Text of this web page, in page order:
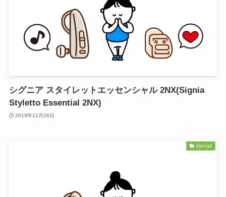
シグニア スタイレットエッセンシャル 2NX(Signia
Styletto Essential 2NX)
2019年12月26日
phonak